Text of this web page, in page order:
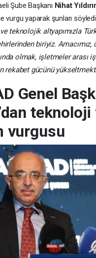
Şube Başkanı Nihat
vurgu yaparak şunları
teknolojik altyapımızla
biriyiz. Amacımız,
olmak, işletmeler arası
rekabet gücünü
Genel
teknoloji
vurgusu